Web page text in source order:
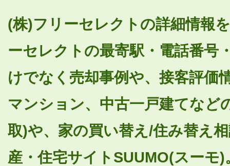
(株)フリーセレクトの詳細情報
ーセレクトの最寄駅・電話番号
けでなく売却事例や、接客評価
マンション、中古一戸建てなど
取)や、家の買い替え/住み替え
産・住宅サイトSUUMO(スーモ)